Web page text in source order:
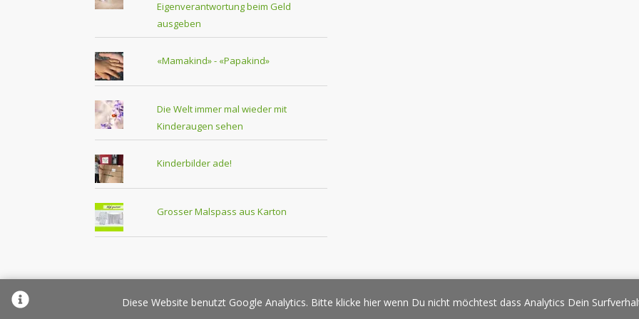
Eigenverantwortung beim Geld
ausgeben
«Mamakind» - «Papakind»
Die Welt immer mal wieder mit
Kinderaugen sehen
Kinderbilder ade!
Grosser Malspass aus Karton
Über Elternplanet Pressespiegel Werbung/Sponsoring Impressum Copyright
Diese Website benutzt Google Analytics. Bitte klicke hier wenn Du nicht möchtest dass Analytics Dein